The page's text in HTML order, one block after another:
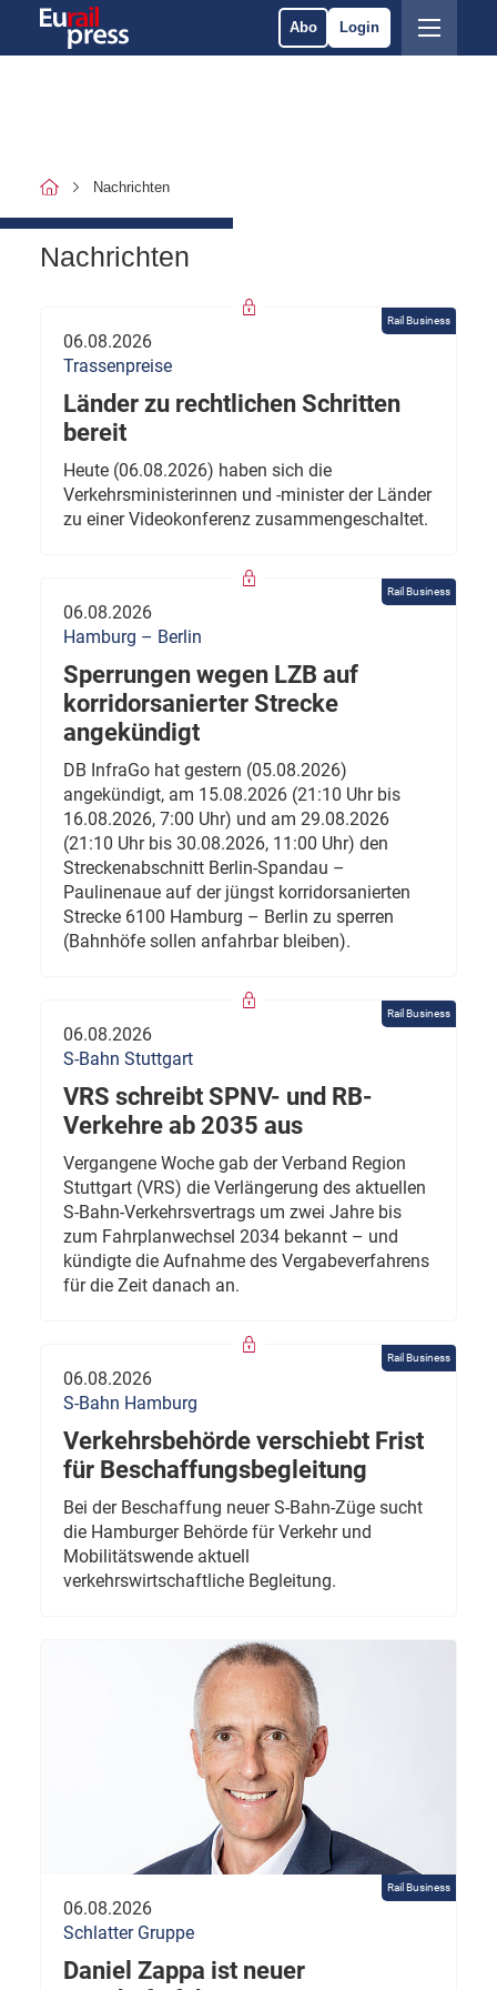
Abo Login
Nachrichten
Nachrichten
Rail Business
06.08.2026
Trassenpreise
Länder zu rechtlichen Schritten
bereit
Heute (06.08.2026) haben sich die
Verkehrsministerinnen und -minister der Länder
zu einer Videokonferenz zusammengeschaltet.
Rail Business
06.08.2026
Hamburg – Berlin
Sperrungen wegen LZB auf
korridorsanierter Strecke
angekündigt
DB InfraGo hat gestern (05.08.2026)
angekündigt, am 15.08.2026 (21:10 Uhr bis
16.08.2026, 7:00 Uhr) und am 29.08.2026
(21:10 Uhr bis 30.08.2026, 11:00 Uhr) den
Streckenabschnitt Berlin-Spandau –
Paulinenaue auf der jüngst korridorsanierten
Strecke 6100 Hamburg – Berlin zu sperren
(Bahnhöfe sollen anfahrbar bleiben).
Rail Business
06.08.2026
S-Bahn Stuttgart
VRS schreibt SPNV- und RB-
Verkehre ab 2035 aus
Vergangene Woche gab der Verband Region
Stuttgart (VRS) die Verlängerung des aktuellen
S-Bahn-Verkehrsvertrags um zwei Jahre bis
zum Fahrplanwechsel 2034 bekannt – und
kündigte die Aufnahme des Vergabeverfahrens
für die Zeit danach an.
Rail Business
06.08.2026
S-Bahn Hamburg
Verkehrsbehörde verschiebt Frist
für Beschaffungsbegleitung
Bei der Beschaffung neuer S-Bahn-Züge sucht
die Hamburger Behörde für Verkehr und
Mobilitätswende aktuell
verkehrswirtschaftliche Begleitung.
Rail Business
06.08.2026
Schlatter Gruppe
Daniel Zappa ist neuer